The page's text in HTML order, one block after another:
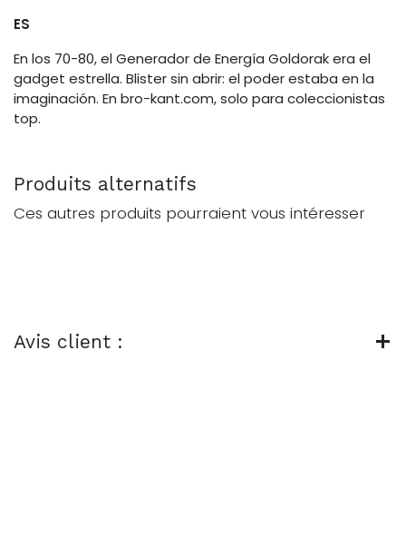
ES
En los 70-80, el Generador de Energía Goldorak era el
gadget estrella. Blister sin abrir: el poder estaba en la
imaginación. En bro-kant.com, solo para coleccionistas
top.
Produits alternatifs
Ces autres produits pourraient vous intéresser
Avis client :